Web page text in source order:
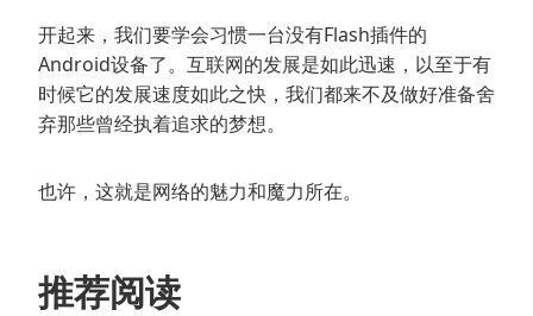
开起来，我们要学会习惯一台没有Flash插件的
Android设备了。互联网的发展是如此迅速，以至于有
时候它的发展速度如此之快，我们都来不及做好准备舍
弃那些曾经执着追求的梦想。
也许，这就是网络的魅力和魔力所在。
推荐阅读